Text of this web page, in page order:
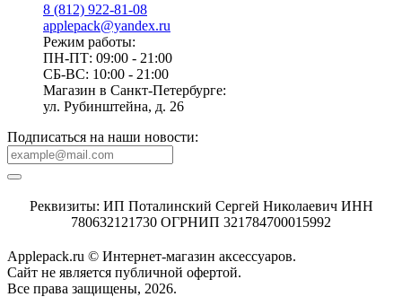
8 (812) 922-81-08
applepack@yandex.ru
Режим работы:
ПН-ПТ: 09:00 - 21:00
СБ-ВС: 10:00 - 21:00
Магазин в Санкт-Петербурге:
ул. Рубинштейна, д. 26
Подписаться на наши новости:
Реквизиты: ИП Поталинский Сергей Николаевич ИНН
780632121730 ОГРНИП 321784700015992
Applepack.ru © Интернет-магазин аксессуаров.
Cайт не является публичной офертой.
Все права защищены, 2026.